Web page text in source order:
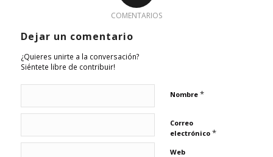
COMENTARIOS
Dejar un comentario
¿Quieres unirte a la conversación?
Siéntete libre de contribuir!
Nombre *
Correo
electrónico *
Web